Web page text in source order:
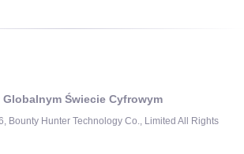
Świecie Cyfrowym
Bounty Hunter Technology Co., Limited All Rights